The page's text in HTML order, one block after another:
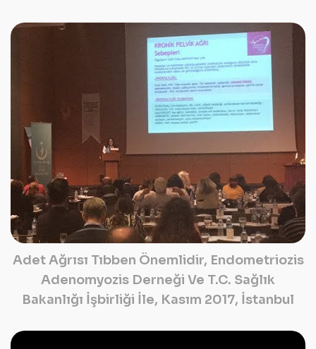
Adet Ağrısı Tıbben Önemlidir, Endometriozis
Adenomyozis Derneği Ve T.C. Sağlık
Bakanlığı İşbirliği İle, Kasım 2017, İstanbul